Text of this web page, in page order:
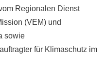
Regionalen Dienst
(VEM) und
sowie
für Klimaschutz im